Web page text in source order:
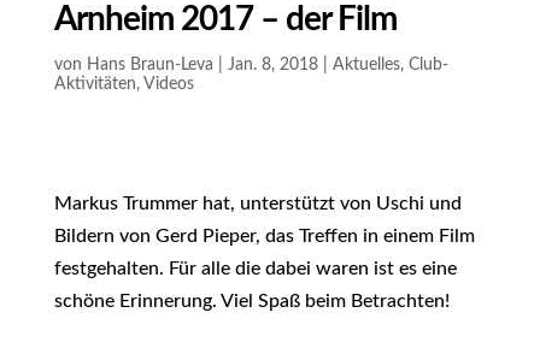
Arnheim 2017 – der Film
von Hans Braun-Leva Jan. 8, 2018| Aktuelles, Club-
Aktivitäten, Videos
Markus Trummer hat, unterstützt von Uschi und
Bildern von Gerd Pieper, das Treffen in einem Film
festgehalten. Für alle die dabei waren ist es eine
schöne Erinnerung. Viel Spaß beim Betrachten!